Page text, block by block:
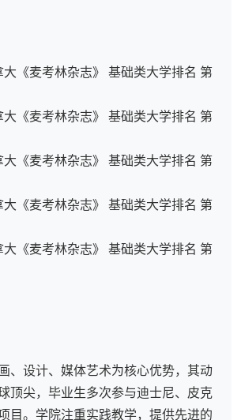
大《麦考林杂志》 基础类大学排名 第
大《麦考林杂志》 基础类大学排名 第
大《麦考林杂志》 基础类大学排名 第
大《麦考林杂志》 基础类大学排名 第
大《麦考林杂志》 基础类大学排名 第
、设计、媒体艺术为核心优势，其动
顶尖，毕业生多次参与迪士尼、皮克
目。学院注重实践教学，提供先进的